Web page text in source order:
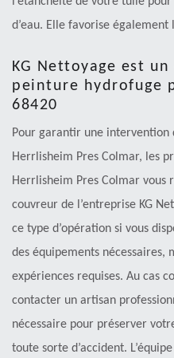
d’eau. Elle favorise
KG Nettoyage est
peinture hydrofuge
68420
Pour garantir une
Herrlisheim Pres Colmar, les
Herrlisheim Pres Colmar vous
couvreur de l’entreprise KG
ce type d’opération si vous
des équipements nécessaires,
expériences requises. Au cas
contacter un artisan
nécessaire pour préserver
toute sorte d’accident.